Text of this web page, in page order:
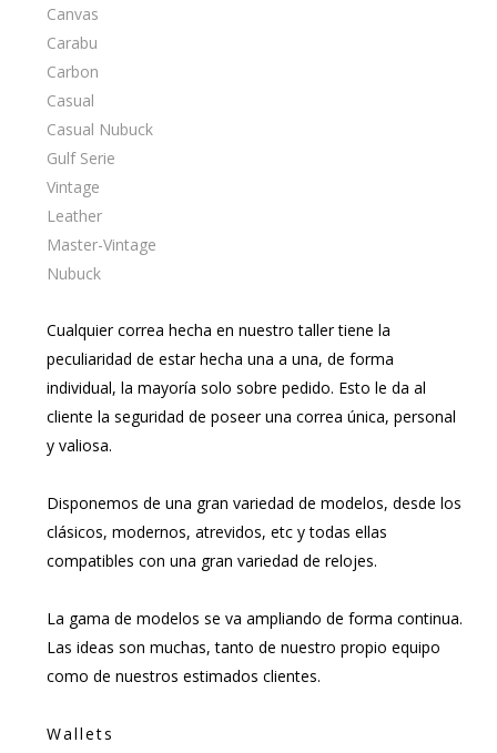
Canvas
Carabu
Carbon
Casual
Casual Nubuck
Gulf Serie
Vintage
Leather
Master-Vintage
Nubuck
Cualquier correa hecha en nuestro taller tiene la
peculiaridad de estar hecha una a una, de forma
individual, la mayoría solo sobre pedido. Esto le da al
cliente la seguridad de poseer una correa única, personal
y valiosa.
Disponemos de una gran variedad de modelos, desde los
clásicos, modernos, atrevidos, etc y todas ellas
compatibles con una gran variedad de relojes.
La gama de modelos se va ampliando de forma continua.
Las ideas son muchas, tanto de nuestro propio equipo
como de nuestros estimados clientes.
Wallets